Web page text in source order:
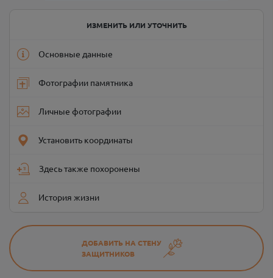
ИЗМЕНИТЬ ИЛИ УТОЧНИТЬ
Основные данные
Фотографии памятника
Личные фотографии
Установить координаты
Здесь также похоронены
История жизни
ДОБАВИТЬ НА СТЕНУ
ЗАЩИТНИКОВ